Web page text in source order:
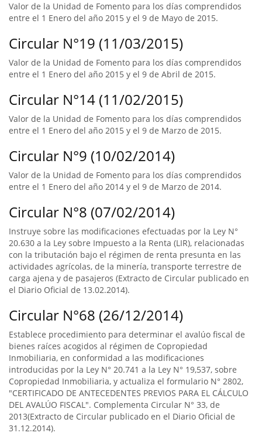
Valor de la Unidad de Fomento para los días comprendidos
entre el 1 Enero del año 2015 y el 9 de Mayo de 2015.
Circular N°19 (11/03/2015)
Valor de la Unidad de Fomento para los días comprendidos
entre el 1 Enero del año 2015 y el 9 de Abril de 2015.
Circular N°14 (11/02/2015)
Valor de la Unidad de Fomento para los días comprendidos
entre el 1 Enero del año 2015 y el 9 de Marzo de 2015.
Circular N°9 (10/02/2014)
Valor de la Unidad de Fomento para los días comprendidos
entre el 1 Enero del año 2014 y el 9 de Marzo de 2014.
Circular N°8 (07/02/2014)
Instruye sobre las modificaciones efectuadas por la Ley N°
20.630 a la Ley sobre Impuesto a la Renta (LIR), relacionadas
con la tributación bajo el régimen de renta presunta en las
actividades agrícolas, de la minería, transporte terrestre de
carga ajena y de pasajeros (Extracto de Circular publicado en
el Diario Oficial de 13.02.2014).
Circular N°68 (26/12/2014)
Establece procedimiento para determinar el avalúo fiscal de
bienes raíces acogidos al régimen de Copropiedad
Inmobiliaria, en conformidad a las modificaciones
introducidas por la Ley N° 20.741 a la Ley N° 19,537, sobre
Copropiedad Inmobiliaria, y actualiza el formulario N° 2802,
"CERTIFICADO DE ANTECEDENTES PREVIOS PARA EL CÁLCULO
DEL AVALÚO FISCAL". Complementa Circular N° 33, de
2013(Extracto de Circular publicado en el Diario Oficial de
31.12.2014).